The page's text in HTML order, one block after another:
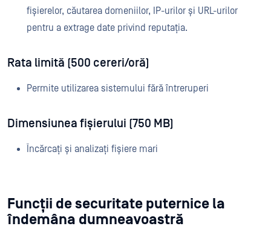
fișierelor, căutarea domeniilor, IP-urilor și URL-urilor
pentru a extrage date privind reputația.
Rata limită (500 cereri/oră)
Permite utilizarea sistemului fără întreruperi
Dimensiunea fișierului (750 MB)
Încărcați și analizați fișiere mari
Funcții de securitate puternice la
îndemâna dumneavoastră